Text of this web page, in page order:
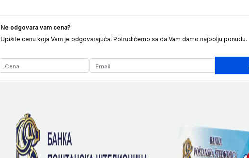
Ne odgovara vam cena?
Upišite cenu koja Vam je odgovarajuća. Potrudićemo sa da Vam damo najbolju ponudu.